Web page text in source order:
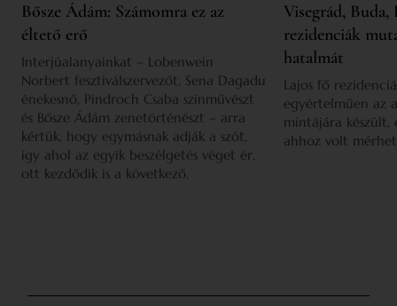
Bősze Ádám: Számomra ez az
éltető erő
Interjúalanyainkat – Lobenwein
Norbert fesztiválszervezőt, Sena Dagadu
énekesnő, Pindroch Csaba színművészt
és Bősze Ádám zenetörténészt – arra
kértük, hogy egymásnak adják a szót,
így ahol az egyik beszélgetés véget ér,
ott kezdődik is a következő.
Visegrád,
rezidenciák
hatalmát
Lajos fő
egyértelműen az
mintájára készült,
ahhoz volt